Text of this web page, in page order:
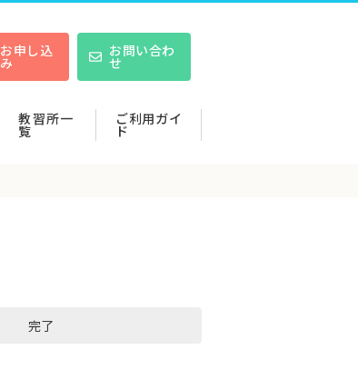
お申し込
み
お問い合わ
せ
教習所一
覧
ご利用ガイ
ド
完了